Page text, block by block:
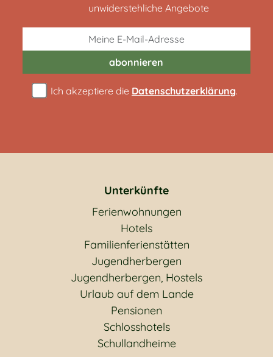
unwiderstehliche Angebote
abonnieren
Ich akzeptiere die Datenschutzerklärung.
Unterkünfte
Ferienwohnungen
Hotels
Familienferienstätten
Jugendherbergen
Jugendherbergen, Hostels
Urlaub auf dem Lande
Pensionen
Schlosshotels
Schullandheime